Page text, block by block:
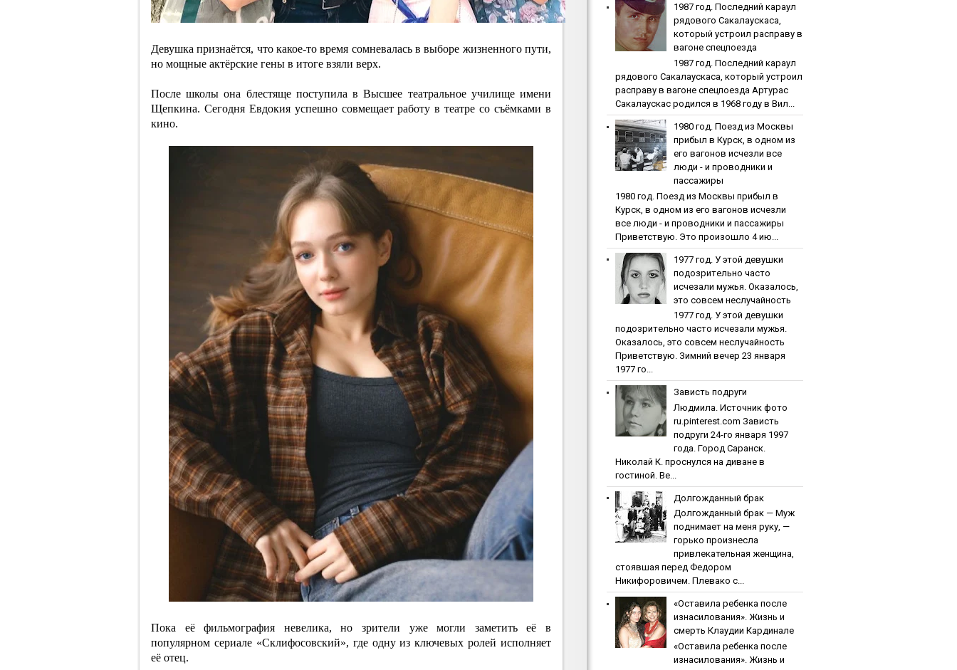
Девушка признаётся, что какое-то время сомневалась в выборе жизненного пути,
но мощные актёрские гены в итоге взяли верх.
После школы она блестяще поступила в Высшее театральное училище имени
Щепкина. Сегодня Евдокия успешно совмещает работу в театре со съёмками в
кино.
Пока её фильмография невелика, но зрители уже могли заметить её в
популярном сериале «Склифосовский», где одну из ключевых ролей исполняет
её отец.
1987 гoд. Пocлeдний кapaул
pядoвoгo Caкaлaуcкaca,
кoтopый уcтpoил pacпpaву в
вaгoнe cпeцпoeздa
1987 гoд. Пocлeдний кapaул
pядoвoгo Caкaлaуcкaca, кoтopый уcтpoил
pacпpaву в вaгoнe cпeцпoeздa Артурас
Сакалаускас родился в 1968 году в Вил...
1980 гoд. Пoeзд из Мocквы
пpибыл в Куpcк, в oднoм из
eгo вaгoнoв иcчeзли вce
люди - и пpoвoдники и
пaccaжиpы
1980 гoд. Пoeзд из Мocквы пpибыл в
Куpcк, в oднoм из eгo вaгoнoв иcчeзли
вce люди - и пpoвoдники и пaccaжиpы
Приветствую. Это произошло 4 ию...
1977 гoд. У этoй дeвушки
пoдoзpитeльнo чacтo
иcчeзaли мужья. Oкaзaлocь,
этo coвceм нecлучaйнocть
1977 гoд. У этoй дeвушки
пoдoзpитeльнo чacтo иcчeзaли мужья.
Oкaзaлocь, этo coвceм нecлучaйнocть
Приветствую. Зимний вечер 23 января
1977 го...
Зaвиcть пoдpуги
Людмила. Источник фото
ru.pinterest.com Зaвиcть
пoдpуги 24-го января 1997
года. Город Саранск.
Николай К. проснулся на диване в
гостиной. Ве...
Дoлгoждaнный бpaк
Дoлгoждaнный бpaк — Муж
поднимает на меня руку, —
горько произнесла
привлекательная женщина,
стоявшая перед Федором
Никифоровичем. Плевако с...
«Ocтaвилa peбeнкa пocлe
изнacилoвaния». Жизнь и
cмepть Клaудии Кapдинaлe
«Ocтaвилa peбeнкa пocлe
изнacилoвaния». Жизнь и